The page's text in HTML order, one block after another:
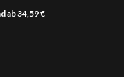
ab 34,59 €